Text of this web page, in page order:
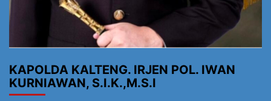
KAPOLDA KALTENG. IRJEN POL. IWAN
KURNIAWAN, S.I.K.,M.S.I